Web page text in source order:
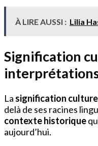
À LIRE AUSSI : Lilia
Signification
La signification
delà de ses racines
contexte historique
aujourd’hui.